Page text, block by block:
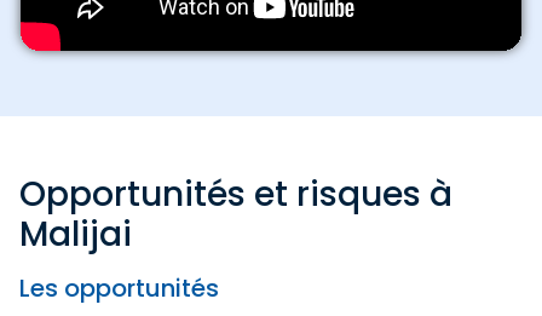
Opportunités et risques à
Malijai
Les opportunités